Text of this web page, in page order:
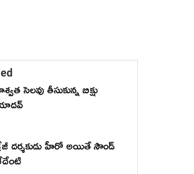
సెలవు తీసుకున్న బిక్షు
దర్శకుడు హీరో అయితే సౌండ్